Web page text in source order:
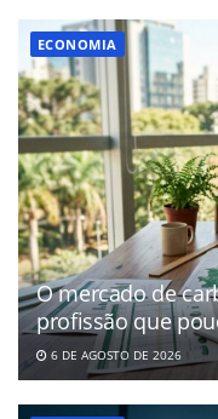
ECONOMIA
O mercado de
profissão que
6 DE AGOSTO DE 2026